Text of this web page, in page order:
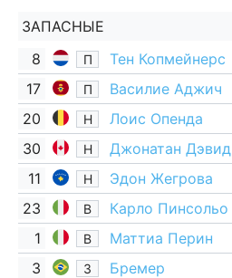
ЗАПАСНЫЕ
8
П Тен Копмейнерс
17 П Василие Аджич
20 Н Лоис Опенда
30 Н Джонатан Дэвид
11 Н Эдон Жегрова
23 В
Карло Пинсольо
1
В
Маттиа Перин
3
З
Бремер